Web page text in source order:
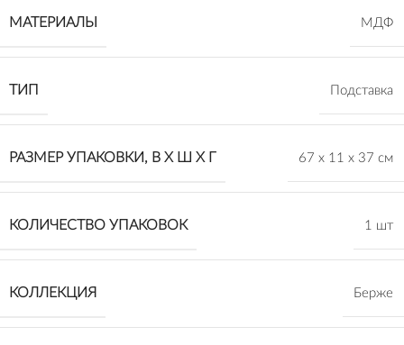
МАТЕРИАЛЫ МДФ
ТИП Подставка
РАЗМЕР УПАКОВКИ, В Х Ш Х Г 67 х 11 х 37 см
КОЛИЧЕСТВО УПАКОВОК 1 шт
КОЛЛЕКЦИЯ Берже